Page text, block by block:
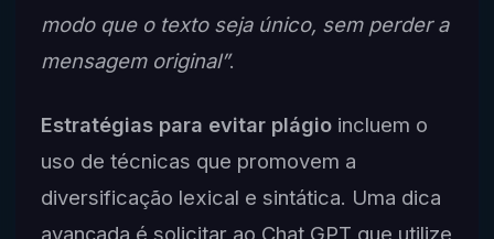
modo que o texto seja único, sem perder a
mensagem original”.
Estratégias para evitar plágioincluem o
uso de técnicas que promovem a
diversificação lexical e sintática. Uma dica
avançada é solicitar ao Chat GPT que utilize